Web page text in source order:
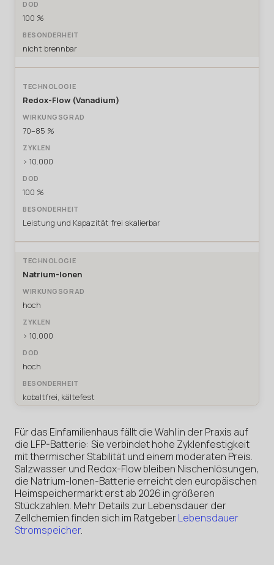
100 %
nicht brennbar
Redox-Flow (Vanadium)
70–85 %
> 10.000
100 %
Leistung und Kapazität frei skalierbar
Natrium-Ionen
hoch
> 10.000
hoch
kobaltfrei, kältefest
Für das Einfamilienhaus fällt die Wahl in der Praxis auf
die LFP-Batterie: Sie verbindet hohe Zyklenfestigkeit
mit thermischer Stabilität und einem moderaten Preis.
Salzwasser und Redox-Flow bleiben Nischenlösungen,
die Natrium-Ionen-Batterie erreicht den europäischen
Heimspeichermarkt erst ab 2026 in größeren
Stückzahlen. Mehr Details zur Lebensdauer der
Zellchemien finden sich im RatgeberLebensdauer
Stromspeicher.